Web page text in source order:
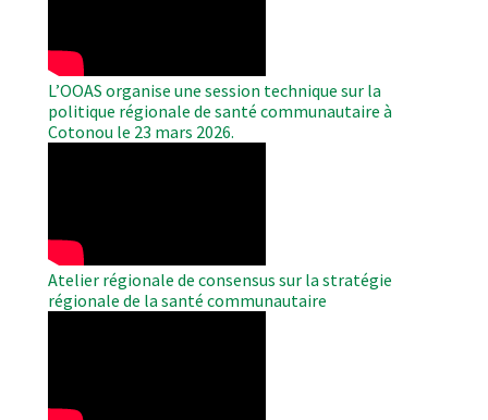
L’OOAS organise une session technique sur la
politique régionale de santé communautaire à
Cotonou le 23 mars 2026.
Atelier régionale de consensus sur la stratégie
régionale de la santé communautaire